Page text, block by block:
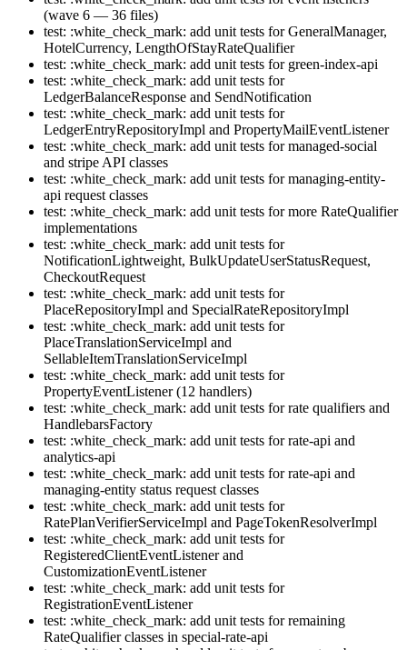
(wave 6 — 36 files)
test: :white_check_mark: add unit tests for GeneralManager,
HotelCurrency, LengthOfStayRateQualifier
test: :white_check_mark: add unit tests for green-index-api
test: :white_check_mark: add unit tests for
LedgerBalanceResponse and SendNotification
test: :white_check_mark: add unit tests for
LedgerEntryRepositoryImpl and PropertyMailEventListener
test: :white_check_mark: add unit tests for managed-social
and stripe API classes
test: :white_check_mark: add unit tests for managing-entity-
api request classes
test: :white_check_mark: add unit tests for more RateQualifier
implementations
test: :white_check_mark: add unit tests for
NotificationLightweight, BulkUpdateUserStatusRequest,
CheckoutRequest
test: :white_check_mark: add unit tests for
PlaceRepositoryImpl and SpecialRateRepositoryImpl
test: :white_check_mark: add unit tests for
PlaceTranslationServiceImpl and
SellableItemTranslationServiceImpl
test: :white_check_mark: add unit tests for
PropertyEventListener (12 handlers)
test: :white_check_mark: add unit tests for rate qualifiers and
HandlebarsFactory
test: :white_check_mark: add unit tests for rate-api and
analytics-api
test: :white_check_mark: add unit tests for rate-api and
managing-entity status request classes
test: :white_check_mark: add unit tests for
RatePlanVerifierServiceImpl and PageTokenResolverImpl
test: :white_check_mark: add unit tests for
RegisteredClientEventListener and
CustomizationEventListener
test: :white_check_mark: add unit tests for
RegistrationEventListener
test: :white_check_mark: add unit tests for remaining
RateQualifier classes in special-rate-api